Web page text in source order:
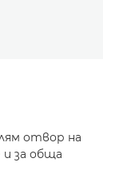
отвор на
за обща